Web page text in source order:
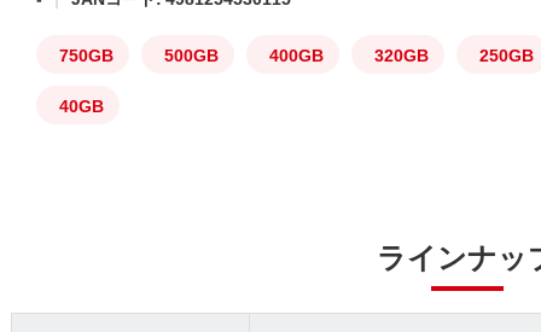
750GB 500GB 400GB 320GB 250GB
40GB
ラインナッ